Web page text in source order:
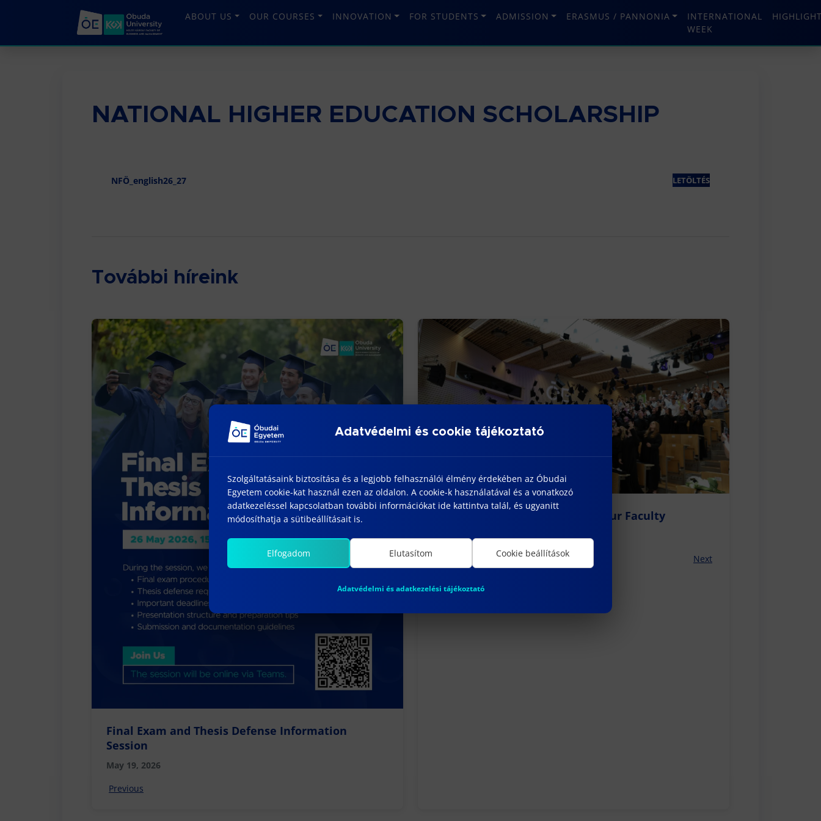
ABOUT US OUR COURSES INNOVATION FOR STUDENTS ADMISSION ERASMUS / PANNONIA
INTERNATIONAL
WEEK
NATIONAL HIGHER EDUCATION SCHOLARSHIP
NFÖ_english26_27 LETÖLTÉS
További híreink
Final Exam and Thesis Defense Information
Session
May 19, 2026
Previous
Graduation Ceremony Held at Our Faculty
July 13, 2026
Next
Adatvédelmi és cookie tájékoztató
Szolgáltatásaink biztosítása és a legjobb felhasználói élmény érdekében az Óbudai
Egyetem cookie-kat használ ezen az oldalon. A cookie-k használatával és a vonatkozó
adatkezeléssel kapcsolatban további információkat ide kattintva talál, és ugyanitt
módosíthatja a sütibeállításait is.
Elfogadom Elutasítom Cookie beállítások
Adatvédelmi és adatkezelési tájékoztató